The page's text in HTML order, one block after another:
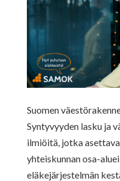
Suomen
Syntyvyyden lasku ja
ilmiöitä, jotka
yhteiskunnan osa-
eläkejärjestelmän